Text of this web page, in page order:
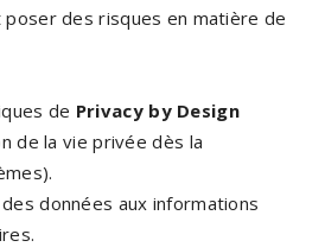
poser des risques en matière de
de Privacy by Design
de la vie privée dès la
données aux informations